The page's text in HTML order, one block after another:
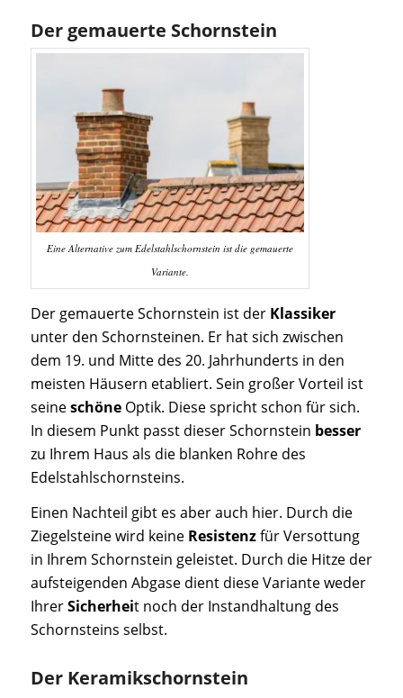
Der gemauerte Schornstein
Eine Alternative zum Edelstahlschornstein ist die gemauerte
Variante.
Der gemauerte Schornstein ist der Klassiker
unter den Schornsteinen. Er hat sich zwischen
dem 19. und Mitte des 20. Jahrhunderts in den
meisten Häusern etabliert. Sein großer Vorteil ist
seineschöneOptik. Diese spricht schon für sich.
In diesem Punkt passt dieser Schornstein besser
zu Ihrem Haus als die blanken Rohre des
Edelstahlschornsteins.
Einen Nachteil gibt es aber auch hier. Durch die
Ziegelsteine wird keineResistenzfür Versottung
in Ihrem Schornstein geleistet. Durch die Hitze der
aufsteigenden Abgase dient diese Variante weder
IhrerSicherheit noch der Instandhaltung des
Schornsteins selbst.
Der Keramikschornstein